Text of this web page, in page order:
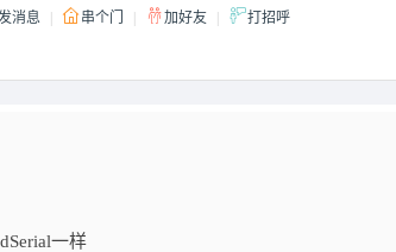
消息 串个门 加好友 打招呼
一样